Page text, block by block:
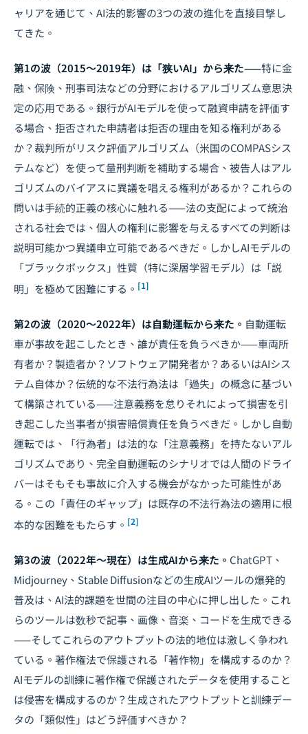
ャリアを通じて、AI法的影響の3つの波の進化を直接目撃し
てきた。
第1の波（2015〜2019年）は「狭いAI」から来た——特に金
融、保険、刑事司法などの分野におけるアルゴリズム意思決
定の応用である。銀行がAIモデルを使って融資申請を評価す
る場合、拒否された申請者は拒否の理由を知る権利がある
か？裁判所がリスク評価アルゴリズム（米国のCOMPASシス
テムなど）を使って量刑判断を補助する場合、被告人はアル
ゴリズムのバイアスに異議を唱える権利があるか？これらの
問いは手続的正義の核心に触れる——法の支配によって統治
される社会では、個人の権利に影響を与えるすべての判断は
説明可能かつ異議申立可能であるべきだ。しかしAIモデルの
「ブラックボックス」性質（特に深層学習モデル）は「説
明」を極めて困難にする。 [1]
第2の波（2020〜2022年）は自動運転から来た。 自動運転
車が事故を起こしたとき、誰が責任を負うべきか——車両所
有者か？製造者か？ソフトウェア開発者か？あるいはAIシス
テム自体か？伝統的な不法行為法は「過失」の概念に基づい
て構築されている——注意義務を怠りそれによって損害を引
き起こした当事者が損害賠償責任を負うべきだ。しかし自動
運転では、「行為者」は法的な「注意義務」を持たないアル
ゴリズムであり、完全自動運転のシナリオでは人間のドライ
バーはそもそも事故に介入する機会がなかった可能性があ
る。この「責任のギャップ」は既存の不法行為法の適用に根
本的な困難をもたらす。 [2]
第3の波（2022年〜現在）は生成AIから来た。 ChatGPT、
Midjourney、Stable Diffusionなどの生成AIツールの爆発的
普及は、AI法的課題を世間の注目の中心に押し出した。これ
らのツールは数秒で記事、画像、音楽、コードを生成できる
——そしてこれらのアウトプットの法的地位は激しく争われ
ている。著作権法で保護される「著作物」を構成するのか？
AIモデルの訓練に著作権で保護されたデータを使用すること
は侵害を構成するのか？生成されたアウトプットと訓練デー
タの「類似性」はどう評価すべきか？